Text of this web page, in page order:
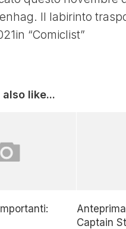
Il labirinto
“Comiclist”
also like...
Captain